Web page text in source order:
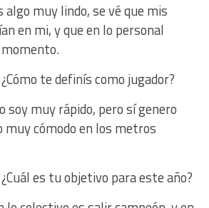
algo muy lindo, se vé que mis
en mi, y que en lo personal
te definís como jugador?
soy muy rápido, pero sí genero
cómodo en los metros
es tu objetivo para este año?